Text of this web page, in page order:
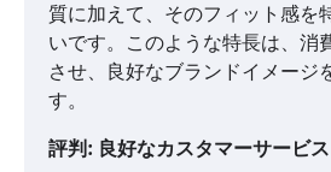
質に加えて、そのフィット感を
いです。このような特長は、消
させ、良好なブランドイメージ
す。
評判: 良好なカスタマーサービ